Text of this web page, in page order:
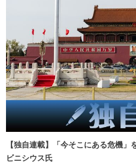
【独自連載】「今そこにある危機
ビニシウス氏